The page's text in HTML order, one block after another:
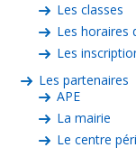
Les classes
Les horaires
Les
Les partenaires
APE
La mairie
Le centre